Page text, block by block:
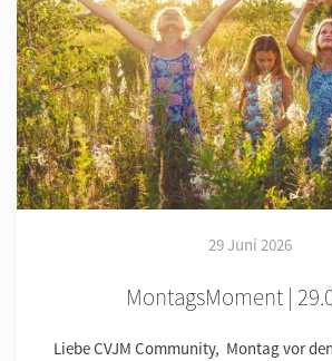
29 Juni 2026
MontagsMoment |
Liebe CVJM Community, Montag vor